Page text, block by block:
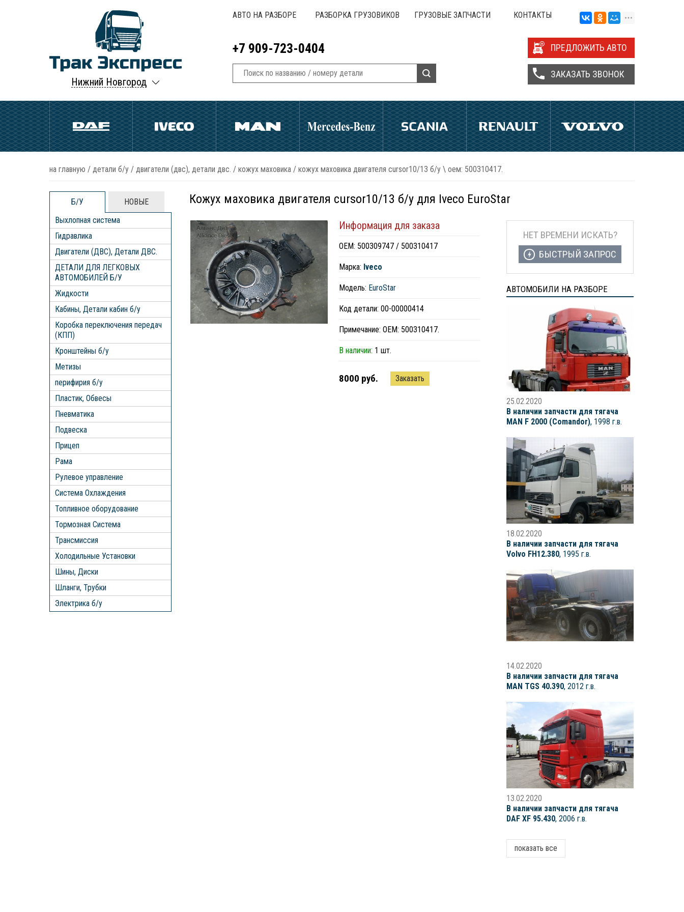
Нижний Новгород
АВТО НА РАЗБОРЕ РАЗБОРКА ГРУЗОВИКОВ ГРУЗОВЫЕ ЗАПЧАСТИ КОНТАКТЫ
+7 909-723-0404 ПРЕДЛОЖИТЬ АВТО
ЗАКАЗАТЬ ЗВОНОК
на главную / детали б/у / двигатели (двс), детали двс. / кожух маховика / кожух маховика двигателя cursor10/13 б/у \ оем: 500310417.
Б/У
НОВЫЕ
Выхлопная система
Гидравлика
Двигатели (ДВС), Детали ДВС.
ДЕТАЛИ ДЛЯ ЛЕГКОВЫХ
АВТОМОБИЛЕЙ Б/У
Жидкости
Кабины, Детали кабин б/у
Коробка переключения передач
(КПП)
Кронштейны б/у
Метизы
перифирия б/у
Пластик, Обвесы
Пневматика
Подвеска
Прицеп
Рама
Рулевое управление
Система Охлаждения
Топливное оборудование
Тормозная Система
Трансмиссия
Холодильные Установки
Шины, Диски
Шланги, Трубки
Электрика б/у
Кожух маховика двигателя cursor10/13 б/у для Iveco EuroStar
Информация для заказа
ОЕМ: 500309747 / 500310417
Марка: Iveco
Модель: EuroStar
Код детали: 00-00000414
Примечание: ОЕМ: 500310417.
В наличии: 1 шт.
8000 руб. Заказать
НЕТ ВРЕМЕНИ ИСКАТЬ?
БЫСТРЫЙ ЗАПРОС
АВТОМОБИЛИ НА РАЗБОРЕ
25.02.2020
В наличии запчасти для тягача
MAN F 2000 (Comandor), 1998 г.в.
18.02.2020
В наличии запчасти для тягача
Volvo FH12.380, 1995 г.в.
14.02.2020
В наличии запчасти для тягача
MAN TGS 40.390, 2012 г.в.
13.02.2020
В наличии запчасти для тягача
DAF XF 95.430, 2006 г.в.
показать все